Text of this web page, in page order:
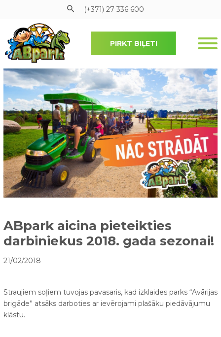
Pāriet uz galveno saturu
(+371) 27 336 600
PIRKT BIĻETI
ABpark aicina pieteikties
darbiniekus 2018. gada sezonai!
21/02/2018
Straujiem soļiem tuvojas pavasaris, kad izklaides parks “Avārijas
brigāde” atsāks darboties ar ievērojami plašāku piedāvājumu
klāstu.